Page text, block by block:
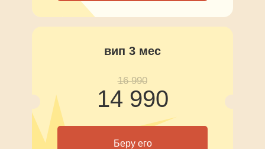
вип 3 мес
16 990
14 990
Беру его
Политика конфиденциальности
ИП Попов Олег Владимирович
ИНН 667004518721